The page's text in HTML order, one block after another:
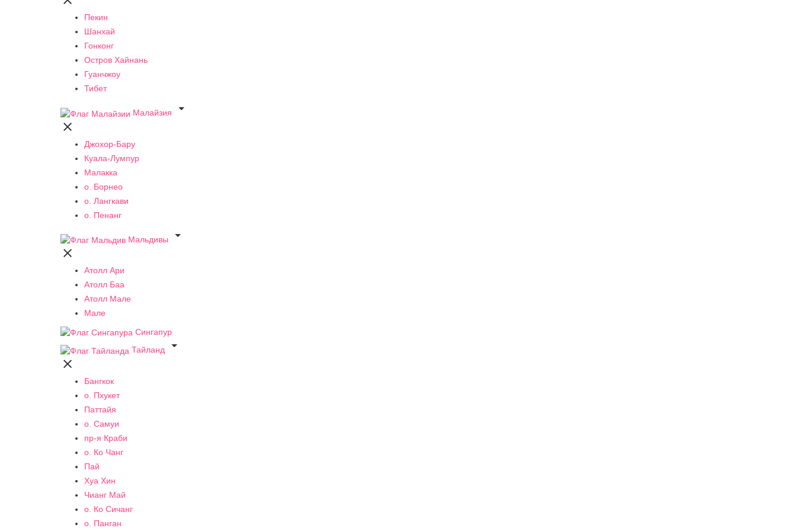
Пекин
Шанхай
Гонконг
Остров Хайнань
Гуанчжоу
Тибет
Малайзия


Джохор-Бару
Куала-Лумпур
Малакка
о. Борнео
о. Лангкави
о. Пенанг
Мальдивы


Атолл Ари
Атолл Баа
Атолл Мале
Мале
Сингапур
Тайланд


Бангкок
о. Пхукет
Паттайя
о. Самуи
пр-я Краби
о. Ко Чанг
Пай
Хуа Хин
Чианг Май
о. Ко Сичанг
о. Панган